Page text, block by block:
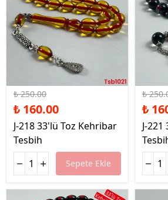
₺ 250.00
₺ 160.00
J-218 33'lü Toz Kehribar
Tesbih
Sepete Ekle
₺
₺
J-